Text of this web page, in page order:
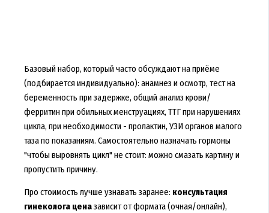
Базовый набор, который часто обсуждают на приёме
(подбирается индивидуально): анамнез и осмотр, тест на
беременность при задержке, общий анализ крови/
ферритин при обильных менструациях, ТТГ при нарушениях
цикла, при необходимости - пролактин, УЗИ органов малого
таза по показаниям. Самостоятельно назначать гормоны
"чтобы выровнять цикл" не стоит: можно смазать картину и
пропустить причину.
Про стоимость лучше узнавать заранее: консультация
гинеколога ценазависит от формата (очная/онлайн),